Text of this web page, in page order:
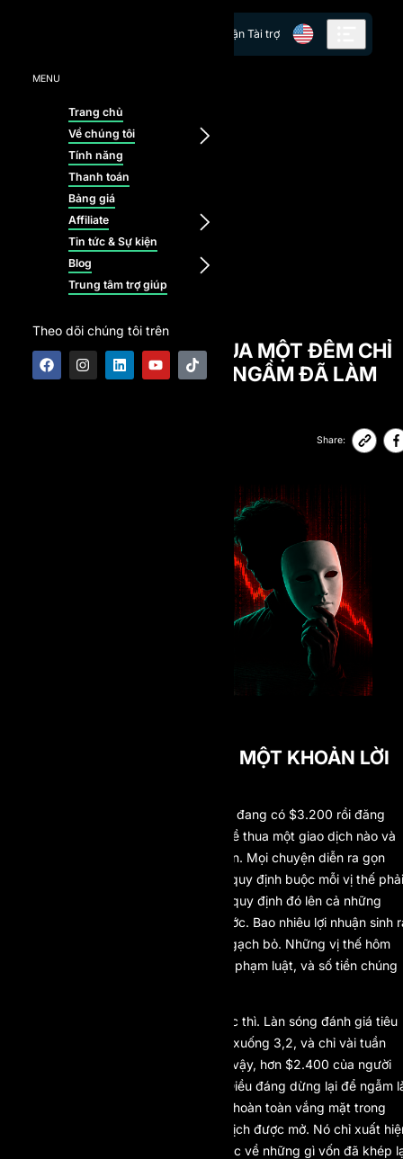
MENU
Trang chủ
Về chúng tôi
Tính năng
Thanh toán
Bảng giá
Affiliate
Tin tức & Sự kiện
Blog
Trung tâm trợ giúp
Theo dõi chúng tôi trên
Nhận Tài trợ
TÀI KHOẢN $3.200 QUA MỘT ĐÊM CHỈ
CÒN $751: MỘT LUẬT NGẦM ĐÃ LÀM
Share:
CHUYỆN GÌ XẢY RA KHI MỘT KHOẢN LỜI
Một trader đăng nhập vào tài khoản đang có $3.200 rồi đăng
xuất ra chỉ còn $751,62, dù không hề thua một giao dịch nào và
cũng chẳng chạm tới mức drawdown. Mọi chuyện diễn ra gọn
trong một đêm: prop firm ban hành quy định buộc mỗi vị thế phải
giữ tối thiểu một phút, rồi áp ngược quy định đó lên cả những
giao dịch đã đóng và tất toán từ trước. Bao nhiêu lợi nhuận sinh
từ các lệnh đóng quá nhanh đều bị gạch bỏ. Những vị thế hôm
trước còn hợp lệ bỗng chốc bị coi là phạm luật, và số tiền chúng
Phản ứng dữ dội ập đến gần như tức thì. Làn sóng đánh giá tiêu
cực đổ về, điểm Trustpilot tụt từ 4,1 xuống 3,2, và chỉ vài tuần
sau công ty tuyên bố đóng cửa. Dù vậy, hơn $2.400 của người
trader kia thì không bao giờ trở lại. Điều đáng dừng lại để ngẫm
quy định gây ra toàn bộ thiệt hại ấy hoàn toàn vắng mặt trong
điều khoản vào thời điểm các giao dịch được mở. Nó chỉ xuất
khi mọi việc đã an bài, rồi quét ngược về những gì vốn đã khép